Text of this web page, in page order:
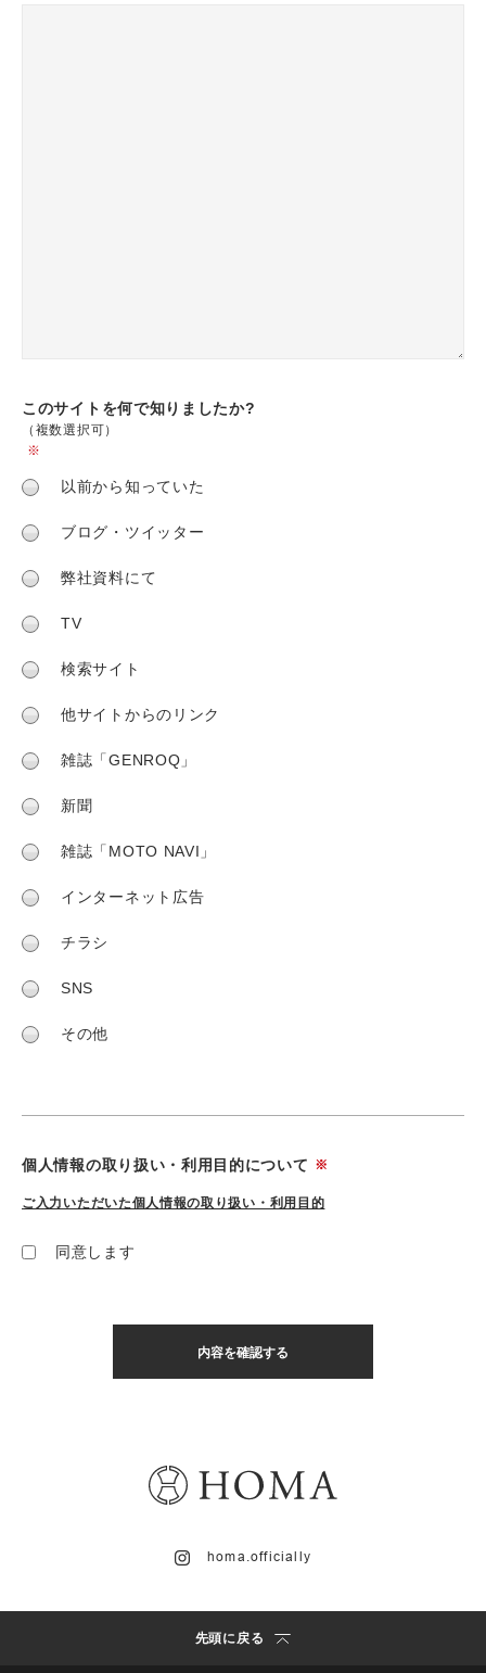
このサイトを何で知りましたか?
（複数選択可）
※
以前から知っていた
ブログ・ツイッター
弊社資料にて
TV
検索サイト
他サイトからのリンク
雑誌「GENROQ」
新聞
雑誌「MOTO NAVI」
インターネット広告
チラシ
SNS
その他
個人情報の取り扱い・利用目的について ※
ご入力いただいた個人情報の取り扱い・利用目的
同意します
homa.officially
先頭に戻る